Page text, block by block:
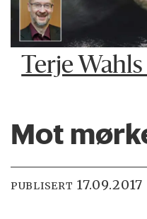
Terje
Mot
PUBLISERT